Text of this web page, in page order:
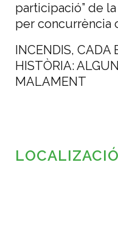
participació” de
per concurrència
INCENDIS, CADA
HISTÒRIA:
MALAMENT